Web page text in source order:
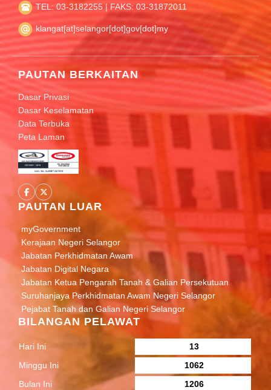
TEL: 03-3182255 | FAKS: 03-31872011
klangat[at]selangor[dot]gov[dot]my
PAUTAN BERKAITAN
Dasar Privasi
Dasar Keselamatan
Data Terbuka
Peta Laman
PAUTAN LUAR
myGovernment
Kerajaan Negeri Selangor
Jabatan Perkhidmatan Awam
Jabatan Digital Negara
Jabatan Ketua Pengarah Tanah & Galian Persekutuan
Suruhanjaya Perkhidmatan Awam Negeri Selangor
Pejabat Tanah dan Galian Negeri Selangor
BILANGAN PELAWAT
Hari Ini
13
Minggu Ini
1062
Bulan Ini
1206